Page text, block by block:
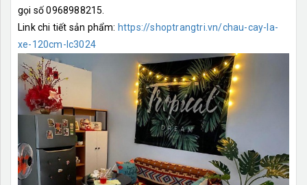
gọi số 0968988215.
Link chi tiết sản phẩm: https://shoptrangtri.vn/chau-cay-la-
xe-120cm-lc3024